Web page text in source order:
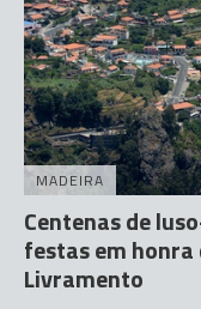
MADEIRA
Centenas de
festas em honra
Livramento